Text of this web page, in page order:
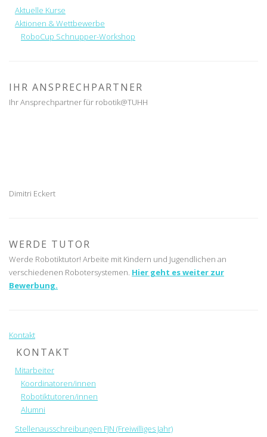
Aktuelle Kurse
Aktionen & Wettbewerbe
RoboCup Schnupper-Workshop
IHR ANSPRECHPARTNER
Ihr Ansprechpartner für robotik@TUHH
Dimitri Eckert
WERDE TUTOR
Werde Robotiktutor! Arbeite mit Kindern und Jugendlichen an
verschiedenen Robotersystemen. Hier geht es weiter zur
Bewerbung.
Kontakt
KONTAKT
Mitarbeiter
Koordinatoren/innen
Robotiktutoren/innen
Alumni
Stellenausschreibungen FJN (Freiwilliges Jahr)